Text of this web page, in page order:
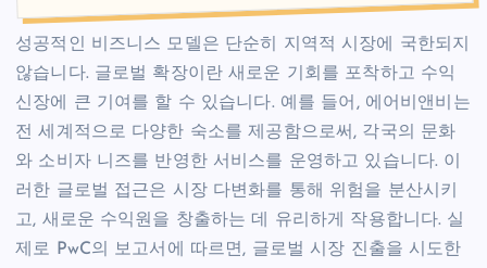
성공적인 비즈니스 모델은 단순히 지역적 시장에 국한되지
않습니다. 글로벌 확장이란 새로운 기회를 포착하고 수익
신장에 큰 기여를 할 수 있습니다. 예를 들어, 에어비앤비는
전 세계적으로 다양한 숙소를 제공함으로써, 각국의 문화
와 소비자 니즈를 반영한 서비스를 운영하고 있습니다. 이
러한 글로벌 접근은 시장 다변화를 통해 위험을 분산시키
고, 새로운 수익원을 창출하는 데 유리하게 작용합니다. 실
제로 PwC의 보고서에 따르면, 글로벌 시장 진출을 시도한